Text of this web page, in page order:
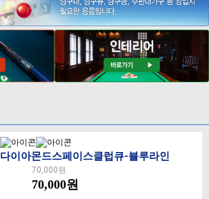
다이아몬드스페이스클럽큐-블루라인
70,000원
70,000원